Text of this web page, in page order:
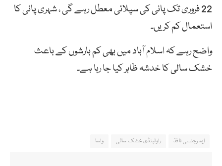
22 فروری تک پانی کی سپلائی معطل رہے گی ، شہری پانی کا
استعمال کم کریں۔
واضح رہے کہ اسلام آباد میں بھی کم بارشوں کے باعث
خشک سالی کا خدشہ ظاہر کیا جا رہا ہے۔
ایمرجنسی نافذ راولپنڈی خشک سالی واسا